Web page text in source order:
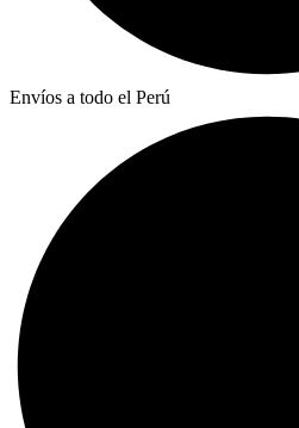
Envíos a todo el Perú